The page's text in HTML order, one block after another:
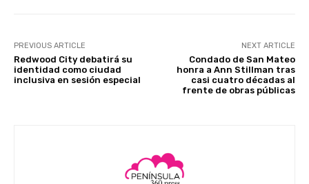
PREVIOUS ARTICLE
Redwood City debatirá su
identidad como ciudad
inclusiva en sesión especial
NEXT ARTICLE
Condado de San Mateo
honra a Ann Stillman tras
casi cuatro décadas al
frente de obras públicas